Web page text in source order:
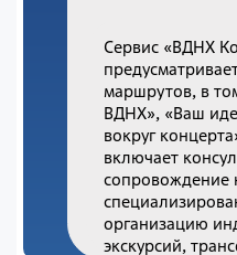
Сервис «ВДНХ
маршрутов, в
ВДНХ», «Ваш
вокруг
включает
сопровождение
организацию
экскурсий,